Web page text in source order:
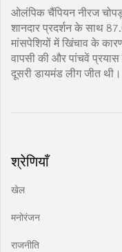
ओलंपिक चैंपियन नीरज
शानदार प्रदर्शन के साथ
मांसपेशियों में खिंचाव के
वापसी की और पांचवें
दूसरी डायमंड लीग जीत थी।
श्रेणियाँ
खेल
मनोरंजन
राजनीति